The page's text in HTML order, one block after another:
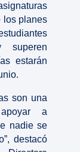
los planes
superen
estarán
son una
apoyar a
nadie se
destacó